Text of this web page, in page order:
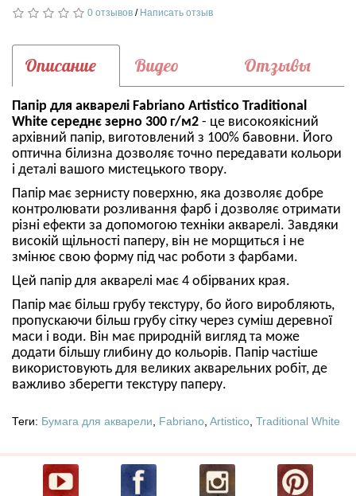
0 отзывов / Написать отзыв
Описание Видео Отзывы
Папір для акварелі Fabriano Artistico Traditional
White середнє зерно 300 г/м2 - це високоякісний
архівний папір, виготовлений з 100% бавовни. Його
оптична білизна дозволяє точно передавати кольори
і деталі вашого мистецького твору.
Папір має зернисту поверхню, яка дозволяє добре
контролювати розливання фарб і дозволяє отримати
різні ефекти за допомогою техніки акварелі. Завдяки
високій щільності паперу, він не морщиться і не
змінює свою форму під час роботи з фарбами.
Цей папір для акварелі має 4 обірваних края.
Папір має більш грубу текстуру, бо його виробляють,
пропускаючи більш грубу сітку через суміш деревної
маси і води. Він має природній вигляд та може
додати більшу глибину до кольорів. Папір частіше
використовують для великих акварельних робіт, де
важливо зберегти текстуру паперу.
Теги: Бумага для акварели Fabriano Artistico Traditional White